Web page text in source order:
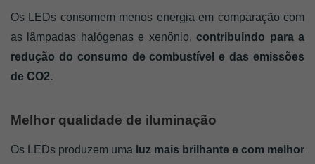
Os LEDs consomem menos energia em comparação com
as lâmpadas halógenas e xenônio, contribuindo para a
redução do consumo de combustível e das emissões
de CO2.
Melhor qualidade de iluminação
Os LEDs produzem uma luz mais brilhante e com melhor